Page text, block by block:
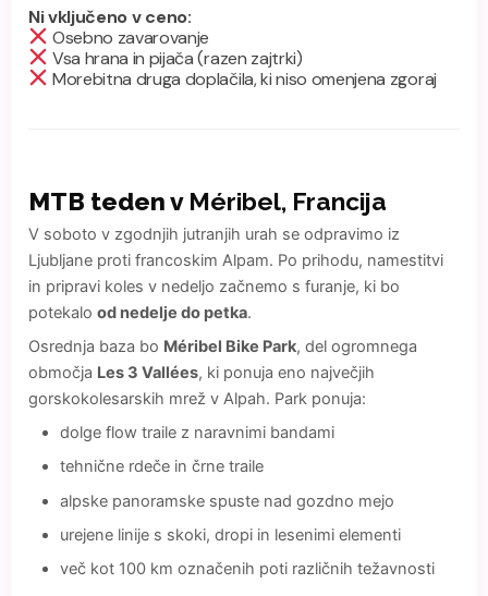
Ni vključeno v ceno:
Osebno zavarovanje
Vsa hrana in pijača (razen zajtrki)
Morebitna druga doplačila, ki niso omenjena zgoraj
MTB teden v Méribel, Francija
V soboto v zgodnjih jutranjih urah se odpravimo iz
Ljubljane proti francoskim Alpam. Po prihodu, namestitvi
in pripravi koles v nedeljo začnemo s furanje, ki bo
potekalo od nedelje do petka.
Osrednja baza bo Méribel Bike Park, del ogromnega
območja Les 3 Vallées, ki ponuja eno največjih
gorskokolesarskih mrež v Alpah. Park ponuja:
dolge flow traile z naravnimi bandami
tehnične rdeče in črne traile
alpske panoramske spuste nad gozdno mejo
urejene linije s skoki, dropi in lesenimi elementi
več kot 100 km označenih poti različnih težavnosti